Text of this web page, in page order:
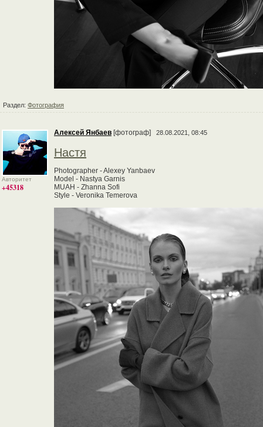
Раздел: Фотография
Авторитет
+45318
Алексей Янбаев [фотограф] 28.08.2021, 08:45
Настя
Photographer - Alexey Yanbaev
Model - Nastya Garnis
MUAH - Zhanna Sofi
Style - Veronika Temerova